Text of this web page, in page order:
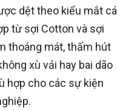
dệt theo kiểu mắt cá
từ sợi Cotton và sợi
thoáng mát, thấm hút
xù vải hay bai dão
hợp cho các sự kiện